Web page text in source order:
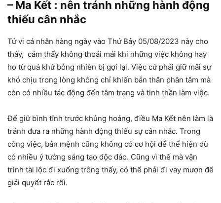
– Ma Kết : nên tránh những hành động
thiếu cân nhắc
Tử vi cá nhân hàng ngày vào Thứ Bảy 05/08/2023 này cho
thấy, cảm thấy không thoải mái khi những việc không hay
ho từ quá khứ bỗng nhiên bị gợi lại. Việc cứ phải giữ mãi sự
khó chịu trong lòng không chỉ khiến bản thân phân tâm mà
còn có nhiều tác động đến tâm trạng và tinh thần làm việc.
Để giữ bình tĩnh trước khủng hoảng, điều Ma Kết nên làm là
tránh đưa ra những hành động thiếu sự cân nhắc. Trong
công việc, bản mệnh cũng không có cơ hội để thể hiện dù
có nhiều ý tưởng sáng tạo độc đáo. Cũng vì thế mà vận
trình tài lộc đi xuống trông thấy, có thể phải đi vay mượn để
giải quyết rắc rối.